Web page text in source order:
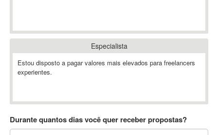
Ableton
Ableton Push
Abstract
AC3
Especialista
Estou disposto a pagar valores mais elevados para freelancers
experientes.
Durante quantos dias você quer receber propostas?